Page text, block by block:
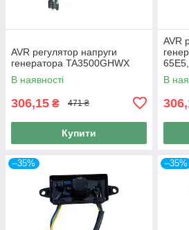
AVR регулятор напруги
генератора TA3500GHWX
В наявності
306,15 ₴ 471 ₴
Купити
AVR
65E5,
В
–35% –35%